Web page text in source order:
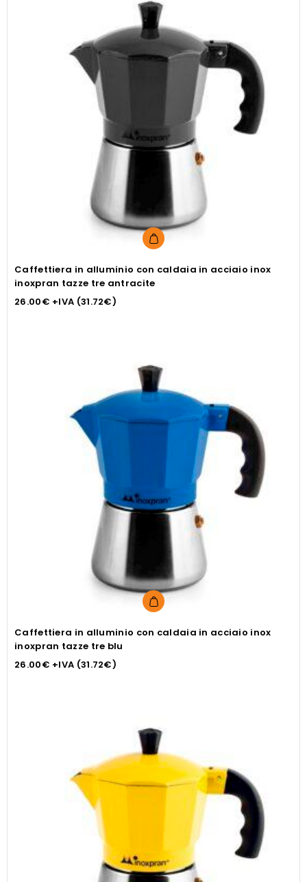
Caffettiera in alluminio con caldaia in acciaio inox
inoxpran tazze tre antracite
26.00€ +IVA (31.72€)
Caffettiera in alluminio con caldaia in acciaio inox
inoxpran tazze tre blu
26.00€ +IVA (31.72€)